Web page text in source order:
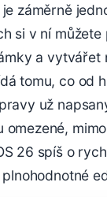
záměrně
si v ní můžete
a vytvářet
tomu, co od
už
omezené,
26 spíš o